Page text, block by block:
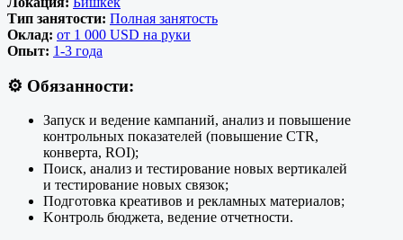
Тип занятости: Полная занятость
Оклад: от 1 000 USD на руки
Опыт: 1-3 года
⚙️ Обязанности:
Запуск и ведение кампаний, анализ и повышение
контрольных показателей (повышение CTR,
конверта, ROI);
Поиск, анализ и тестирование новых вертикалей
и тестирование новых связок;
Подготовка креативов и рекламных материалов;
Kонтроль бюджета, ведение отчетности.